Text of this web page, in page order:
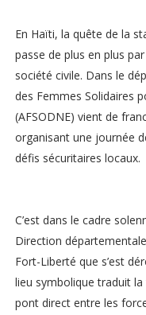
En Haïti, la quête de la
passe de plus en plus
société civile. Dans le
des Femmes Solidaires
(AFSODNE) vient de
organisant une journée
défis sécuritaires locaux.
C’est dans le cadre
Direction
Fort-Liberté que s’est
lieu symbolique traduit
pont direct entre les